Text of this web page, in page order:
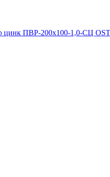
ПВР-200х100-1,0-СЦ